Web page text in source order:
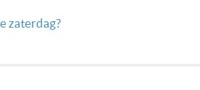
zaterdag?